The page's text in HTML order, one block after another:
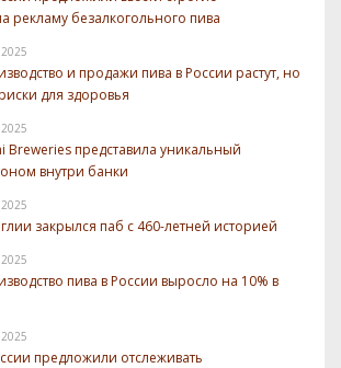
рекламу безалкогольного пива
и продажи пива в России растут, но
для здоровья
Breweries представила уникальный
внутри банки
закрылся паб с 460-летней историей
пива в России выросло на 10% в
предложили отслеживать